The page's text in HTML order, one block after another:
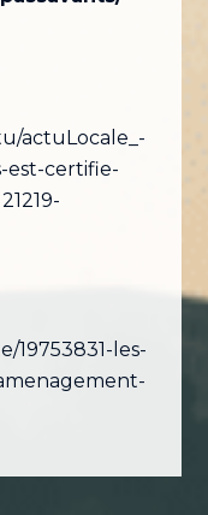
actuLocale_-
est-certifie-
19753831-les-